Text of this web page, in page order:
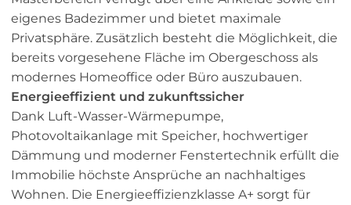
eigenes Badezimmer und bietet maximale
Privatsphäre. Zusätzlich besteht die Möglichkeit, die
bereits vorgesehene Fläche im Obergeschoss als
modernes Homeoffice oder Büro auszubauen.
Energieeffizient und zukunftssicher
Dank Luft-Wasser-Wärmepumpe,
Photovoltaikanlage mit Speicher, hochwertiger
Dämmung und moderner Fenstertechnik erfüllt die
Immobilie höchste Ansprüche an nachhaltiges
Wohnen. Die Energieeffizienzklasse A+ sorgt für